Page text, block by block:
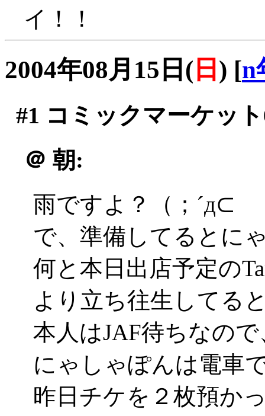
イ！！
2004年08月15日( 日 ) [n
#1 コミックマーケッ
＠ 朝:
雨ですよ？（；´д⊂
で、準備してるとに
何と本日出店予定の
より立ち往生してる
本人はJAF待ちなの
にゃしゃぽんは電車
昨日チケを２枚預か